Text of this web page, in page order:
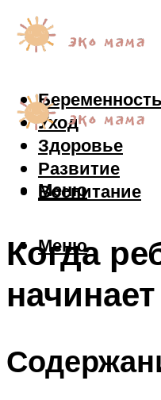
Беременность
Уход
Здоровье
Развитие
Воспитание
Меню
Меню
Когда